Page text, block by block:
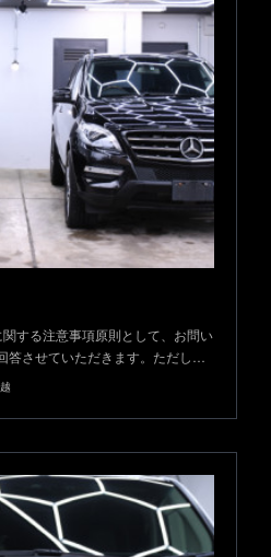
する注意事項原則として、お問い
答させていただきます。ただし…